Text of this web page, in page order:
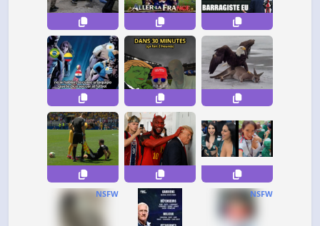
NSFW NSFW